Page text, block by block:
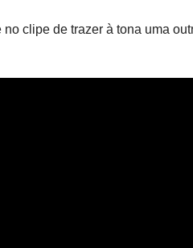
clipe de trazer à tona uma